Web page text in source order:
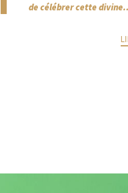
de célébrer cette